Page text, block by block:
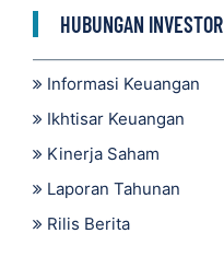
HUBUNGAN INVESTOR
Informasi Keuangan
Ikhtisar Keuangan
Kinerja Saham
Laporan Tahunan
Rilis Berita